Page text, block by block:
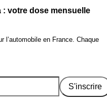
: votre dose mensuelle
l’automobile en France. Chaque
S'inscrire